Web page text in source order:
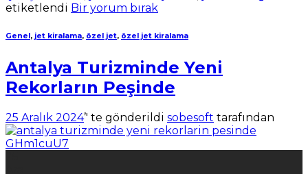
etiketlendi Bir yorum bırak
Genel , jet kiralama, özel jet, özel jet kiralama
Antalya Turizminde Yeni
Rekorların Peşinde
25 Aralık 2024’' te gönderildi sobesoft tarafından